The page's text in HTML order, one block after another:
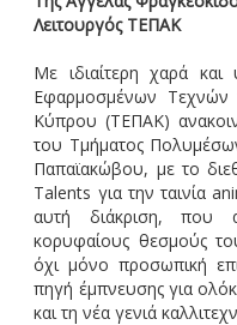
Λειτουργός ΤΕΠΑΚ
Με ιδιαίτερη χαρά
Εφαρμοσμένων Τεχνών
Κύπρου (ΤΕΠΑΚ)
του Τμήματος
Παπαϊακώβου, με το
Talents για την ταινία
αυτή διάκριση, που
κορυφαίους θεσμούς
όχι μόνο προσωπική
πηγή έμπνευσης για
και τη νέα γενιά